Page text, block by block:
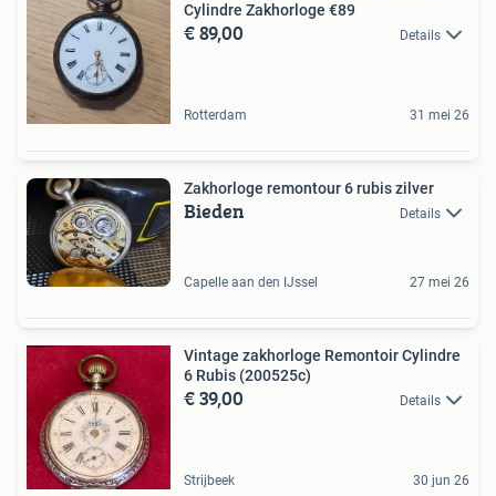
Cylindre Zakhorloge €89
€ 89,00 Details
Rotterdam 31 mei 26
Zakhorloge remontour 6 rubis zilver
Bieden Details
Capelle aan den IJssel 27 mei 26
Vintage zakhorloge Remontoir Cylindre
6 Rubis (200525c)
€ 39,00 Details
Strijbeek 30 jun 26